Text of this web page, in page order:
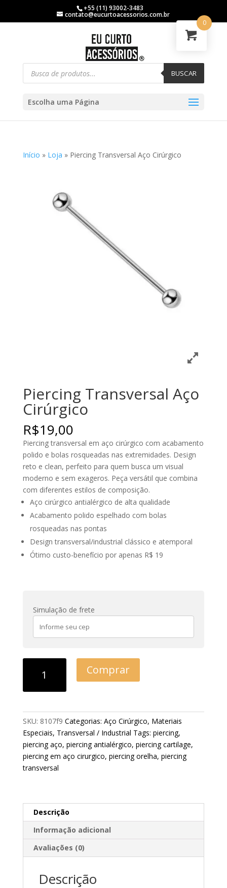
+55 (11) 93002-3483
contato@eucurtoacessorios.com.br
BUSCAR
Escolha uma Página
Início » Loja » Piercing Transversal Aço Cirúrgico
Piercing Transversal Aço
Cirúrgico
R$19,00
Piercing transversal em aço cirúrgico com acabamento
polido e bolas rosqueadas nas extremidades. Design
reto e clean, perfeito para quem busca um visual
moderno e sem exageros. Peça versátil que combina
com diferentes estilos de composição.
Aço cirúrgico antialérgico de alta qualidade
Acabamento polido espelhado com bolas
rosqueadas nas pontas
Design transversal/industrial clássico e atemporal
Ótimo custo-benefício por apenas R$ 19
Simulação de frete
Comprar
SKU: 8107f9 Categorias: Aço Cirúrgico, Materiais
Especiais, Transversal / Industrial Tags: piercing,
piercing aço, piercing antialérgico, piercing cartilage,
piercing em aço cirurgico, piercing orelha, piercing
transversal
Descrição
Informação adicional
Avaliações (0)
Descrição
0